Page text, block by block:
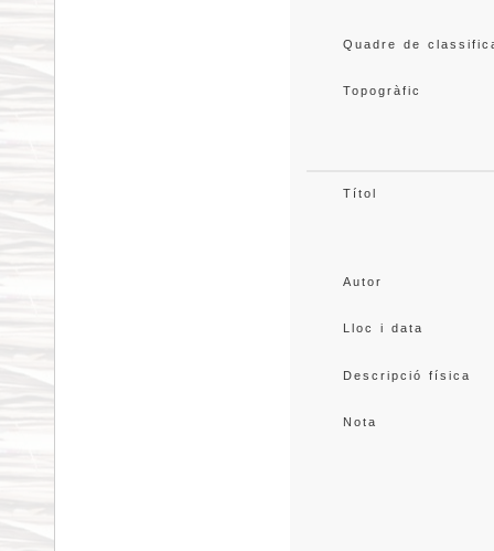
Quadre de
Topogràfic
Títol
Autor
Lloc i data
Descripció física
Nota